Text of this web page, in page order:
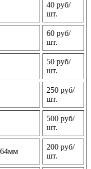
40 руб/
шт.
60 руб/
шт.
50 руб/
шт.
250 руб/
шт.
500 руб/
шт.
200 руб/
шт.